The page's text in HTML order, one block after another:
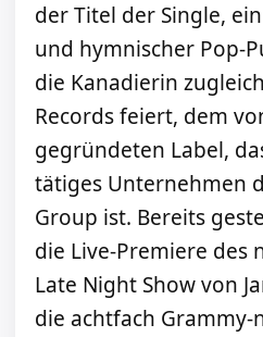
der Titel der Single,
und hymnischer Pop-
die Kanadierin
Records feiert, dem
gegründeten Label,
tätiges Unternehmen
Group ist. Bereits
die Live-Premiere des
Late Night Show von
die achtfach